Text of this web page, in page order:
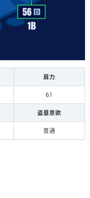
肩力
61
盗塁意欲
普通